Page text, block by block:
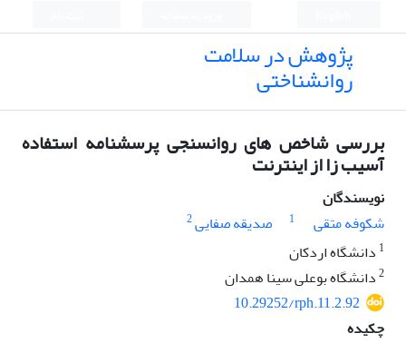
پژوهش در سلامت
روانشناختی
بررسی شاخص های روانسنجی پرسشنامه استفاده
آسیب زا از اینترنت
نویسندگان
شکوفه متقی
1 صدیقه صفایی2
1 دانشگاه اردکان
2دانشگاه بوعلی سینا همدان
10.29252/rph.11.2.92
چکیده